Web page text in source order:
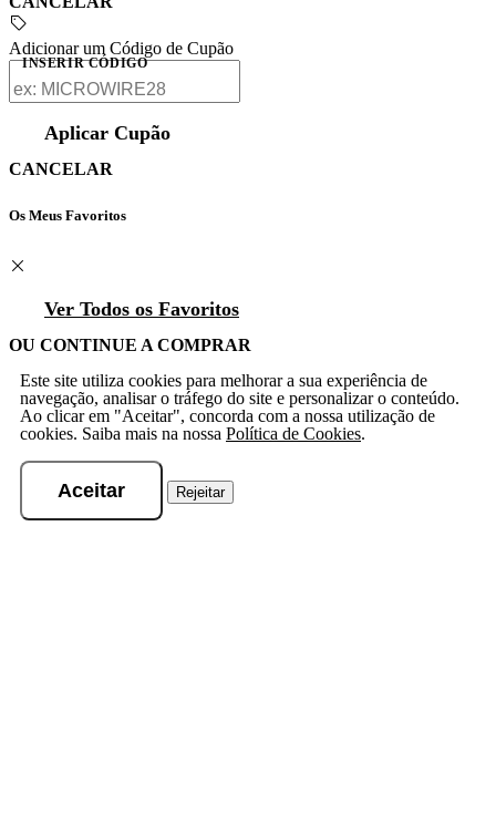
Adicionar um Código de Cupão
INSERIR CÓDIGO
Aplicar Cupão
CANCELAR
Os Meus Favoritos
Ver Todos os Favoritos
OU CONTINUE A COMPRAR
Este site utiliza cookies para melhorar a sua experiência de
navegação, analisar o tráfego do site e personalizar o conteúdo.
Ao clicar em "Aceitar", concorda com a nossa utilização de
cookies. Saiba mais na nossa Política de Cookies.
Aceitar Rejeitar